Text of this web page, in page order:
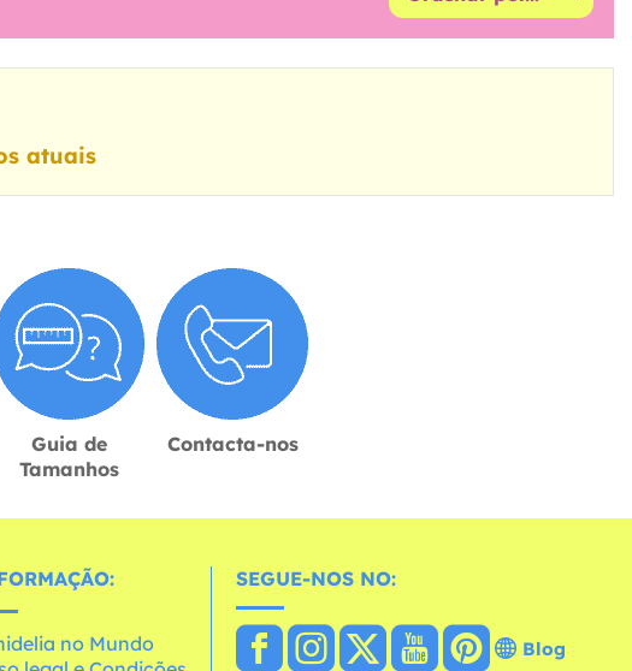
atuais
Guia de
Tamanhos
Contacta-nos
no Mundo
SEGUE-NOS NO:
Blog